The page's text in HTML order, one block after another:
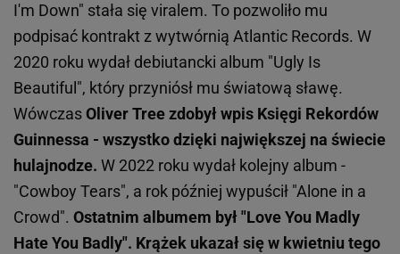
I'm Down" stała się viralem. To pozwoliło mu
podpisać kontrakt z wytwórnią Atlantic Records. W
2020 roku wydał debiutancki album "Ugly Is
Beautiful", który przyniósł mu światową sławę.
WówczasOliver Tree zdobył wpis Księgi Rekordów
Guinnessa - wszystko dzięki największej na świecie
hulajnodze. W 2022 roku wydał kolejny album -
"Cowboy Tears", a rok później wypuścił "Alone in a
Crowd". Ostatnim albumem był "Love You Madly
Hate You Badly". Krążek ukazał się w kwietniu tego